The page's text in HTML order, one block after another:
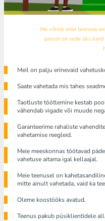
Me võime oma teenuse
parem on seda üks
Meil ​​on palju erinevaid
Saate vahetada mis tahes
Taotluste töötlemine kestab
vähendab vigade või muude
Garanteerime rahaliste
vahetamise reegleid.
Meie meeskonnas töötavad
vahetuse aitama igal kellaajal.
Meie teenusel on
mitte ainult vahetada, vaid ka
Oleme koostööks avatud.
Teenus pakub püsiklientidele